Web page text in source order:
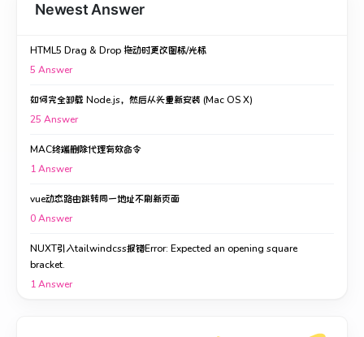
Newest Answer
HTML5 Drag & Drop 拖动时更改图标/光标
5 Answer
如何完全卸载 Node.js，然后从头重新安装 (Mac OS X)
25 Answer
MAC终端删除代理有效命令
1Answer
vue动态路由跳转同一地址不刷新页面
0Answer
NUXT引入tailwindcss报错Error: Expected an opening square
bracket.
1Answer